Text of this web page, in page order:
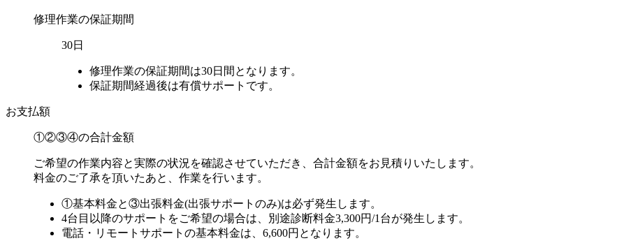
修理作業の保証期間
30日
修理作業の保証期間は30日間となります。
保証期間経過後は有償サポートです。
お支払額
①②③④の合計金額
ご希望の作業内容と実際の状況を確認させていただき、合計金額をお見積りいたします。
料金のご了承を頂いたあと、作業を行います。
①基本料金と③出張料金(出張サポートのみ)は必ず発生します。
4台目以降のサポートをご希望の場合は、別途診断料金3,300円/1台が発生します。
電話・リモートサポートの基本料金は、6,600円となります。